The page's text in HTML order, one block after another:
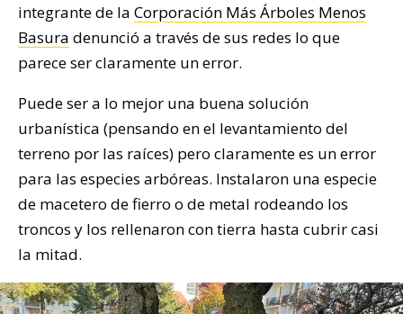
integrante de la Corporación Más Árboles Menos
Basura denunció a través de sus redes lo que
parece ser claramente un error.
Puede ser a lo mejor una buena solución
urbanística (pensando en el levantamiento del
terreno por las raíces) pero claramente es un error
para las especies arbóreas. Instalaron una especie
de macetero de fierro o de metal rodeando los
troncos y los rellenaron con tierra hasta cubrir casi
la mitad.